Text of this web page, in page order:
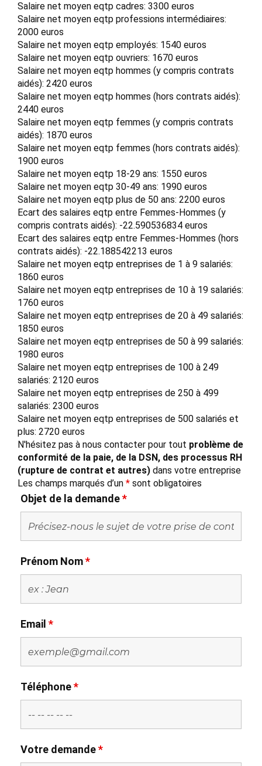
Salaire net moyen eqtp cadres: 3300 euros
Salaire net moyen eqtp professions intermédiaires:
2000 euros
Salaire net moyen eqtp employés: 1540 euros
Salaire net moyen eqtp ouvriers: 1670 euros
Salaire net moyen eqtp hommes (y compris contrats
aidés): 2420 euros
Salaire net moyen eqtp hommes (hors contrats aidés):
2440 euros
Salaire net moyen eqtp femmes (y compris contrats
aidés): 1870 euros
Salaire net moyen eqtp femmes (hors contrats aidés):
1900 euros
Salaire net moyen eqtp 18-29 ans: 1550 euros
Salaire net moyen eqtp 30-49 ans: 1990 euros
Salaire net moyen eqtp plus de 50 ans: 2200 euros
Ecart des salaires eqtp entre Femmes-Hommes (y
compris contrats aidés): -22.590536834 euros
Ecart des salaires eqtp entre Femmes-Hommes (hors
contrats aidés): -22.188542213 euros
Salaire net moyen eqtp entreprises de 1 à 9 salariés:
1860 euros
Salaire net moyen eqtp entreprises de 10 à 19 salariés:
1760 euros
Salaire net moyen eqtp entreprises de 20 à 49 salariés:
1850 euros
Salaire net moyen eqtp entreprises de 50 à 99 salariés:
1980 euros
Salaire net moyen eqtp entreprises de 100 à 249
salariés: 2120 euros
Salaire net moyen eqtp entreprises de 250 à 499
salariés: 2300 euros
Salaire net moyen eqtp entreprises de 500 salariés et
plus: 2720 euros
N'hésitez pas à nous contacter pour tout problème de
conformité de la paie, de la DSN, des processus RH
(rupture de contrat et autres) dans votre entreprise
Les champs marqués d’un * sont obligatoires
Objet de la demande*
Prénom Nom*
Email *
Téléphone*
Votre demande*